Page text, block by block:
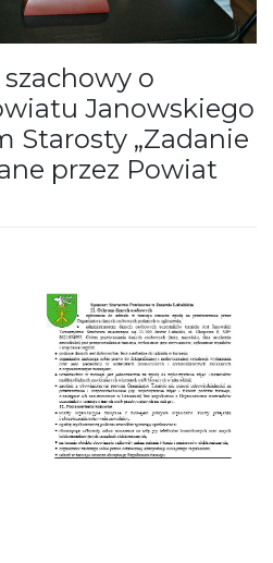
o
Janowskiego
Starosty „Zadanie
przez Powiat